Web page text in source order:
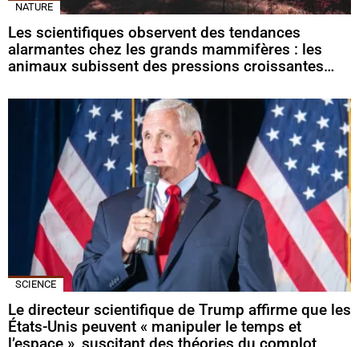
NATURE
Les scientifiques observent des tendances
alarmantes chez les grands mammifères : les
animaux subissent des pressions croissantes…
SCIENCE
Le directeur scientifique de Trump affirme que les
États-Unis peuvent « manipuler le temps et
l’espace », suscitant des théories du complot